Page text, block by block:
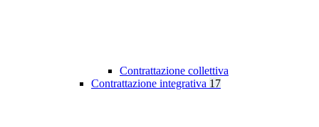
Contrattazione collettiva
Contrattazione integrativa 17